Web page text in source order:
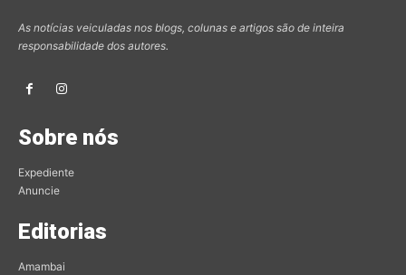
As notícias veiculadas nos blogs, colunas e artigos são de inteira
responsabilidade dos autores.
Sobre nós
Expediente
Anuncie
Editorias
Amambai